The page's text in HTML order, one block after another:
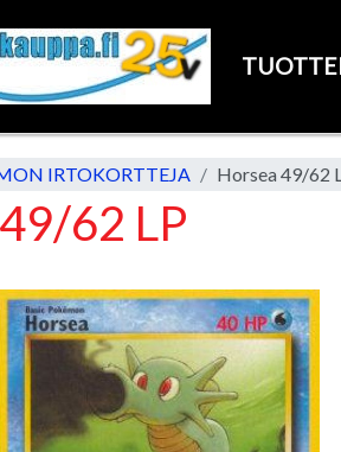
IRTOKORTTEJA Horsea 49/62
62 LP